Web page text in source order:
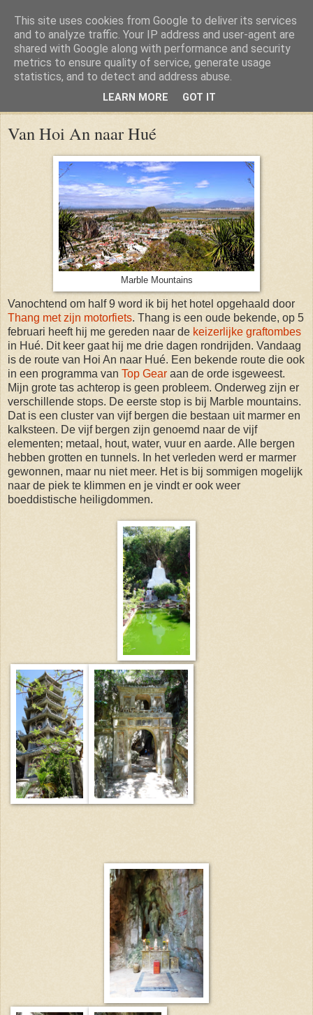
Thursday, 26 June 2014
Van Hoi An naar Hué
Marble Mountains
Vanochtend om half 9 word ik bij het hotel opgehaald door
Thang met zijn motorfiets. Thang is een oude bekende, op 5
februari heeft hij me gereden naar de keizerlijke graftombes
in Hué. Dit keer gaat hij me drie dagen rondrijden. Vandaag
is de route van Hoi An naar Hué. Een bekende route die ook
in een programma van Top Gear aan de orde isgeweest.
Mijn grote tas achterop is geen probleem. Onderweg zijn er
verschillende stops. De eerste stop is bij Marble mountains.
Dat is een cluster van vijf bergen die bestaan uit marmer en
kalksteen. De vijf bergen zijn genoemd naar de vijf
elementen; metaal, hout, water, vuur en aarde. Alle bergen
hebben grotten en tunnels. In het verleden werd er marmer
gewonnen, maar nu niet meer. Het is bij sommigen mogelijk
naar de piek te klimmen en je vindt er ook weer
boeddistische heiligdommen.
This site uses cookies from Google to deliver its services
and to analyze traffic. Your IP address and user-agent are
shared with Google along with performance and security
metrics to ensure quality of service, generate usage
statistics, and to detect and address abuse.
LEARN MORE GOT IT